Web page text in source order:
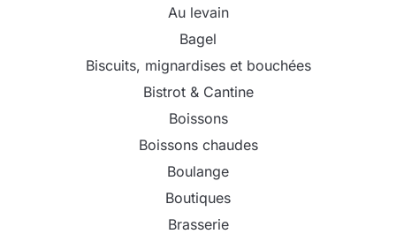
Au levain
Bagel
Biscuits, mignardises et bouchées
Bistrot & Cantine
Boissons
Boissons chaudes
Boulange
Boutiques
Brasserie